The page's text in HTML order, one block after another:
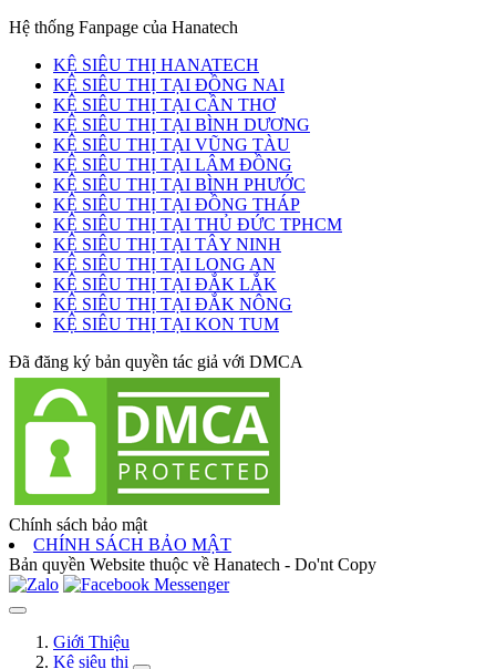
Hệ thống Fanpage của Hanatech
KỆ SIÊU THỊ HANATECH
KỆ SIÊU THỊ TẠI ĐỒNG NAI
KỆ SIÊU THỊ TẠI CẦN THƠ
KỆ SIÊU THỊ TẠI BÌNH DƯƠNG
KỆ SIÊU THỊ TẠI VŨNG TÀU
KỆ SIÊU THỊ TẠI LÂM ĐỒNG
KỆ SIÊU THỊ TẠI BÌNH PHƯỚC
KỆ SIÊU THỊ TẠI ĐỒNG THÁP
KỆ SIÊU THỊ TẠI THỦ ĐỨC TPHCM
KỆ SIÊU THỊ TẠI TÂY NINH
KỆ SIÊU THỊ TẠI LONG AN
KỆ SIÊU THỊ TẠI ĐẮK LẮK
KỆ SIÊU THỊ TẠI ĐẮK NÔNG
KỆ SIÊU THỊ TẠI KON TUM
Đã đăng ký bản quyền tác giả với DMCA
Chính sách bảo mật
CHÍNH SÁCH BẢO MẬT
Bản quyền Website thuộc về Hanatech - Do'nt Copy
Giới Thiệu
Kệ siêu thị